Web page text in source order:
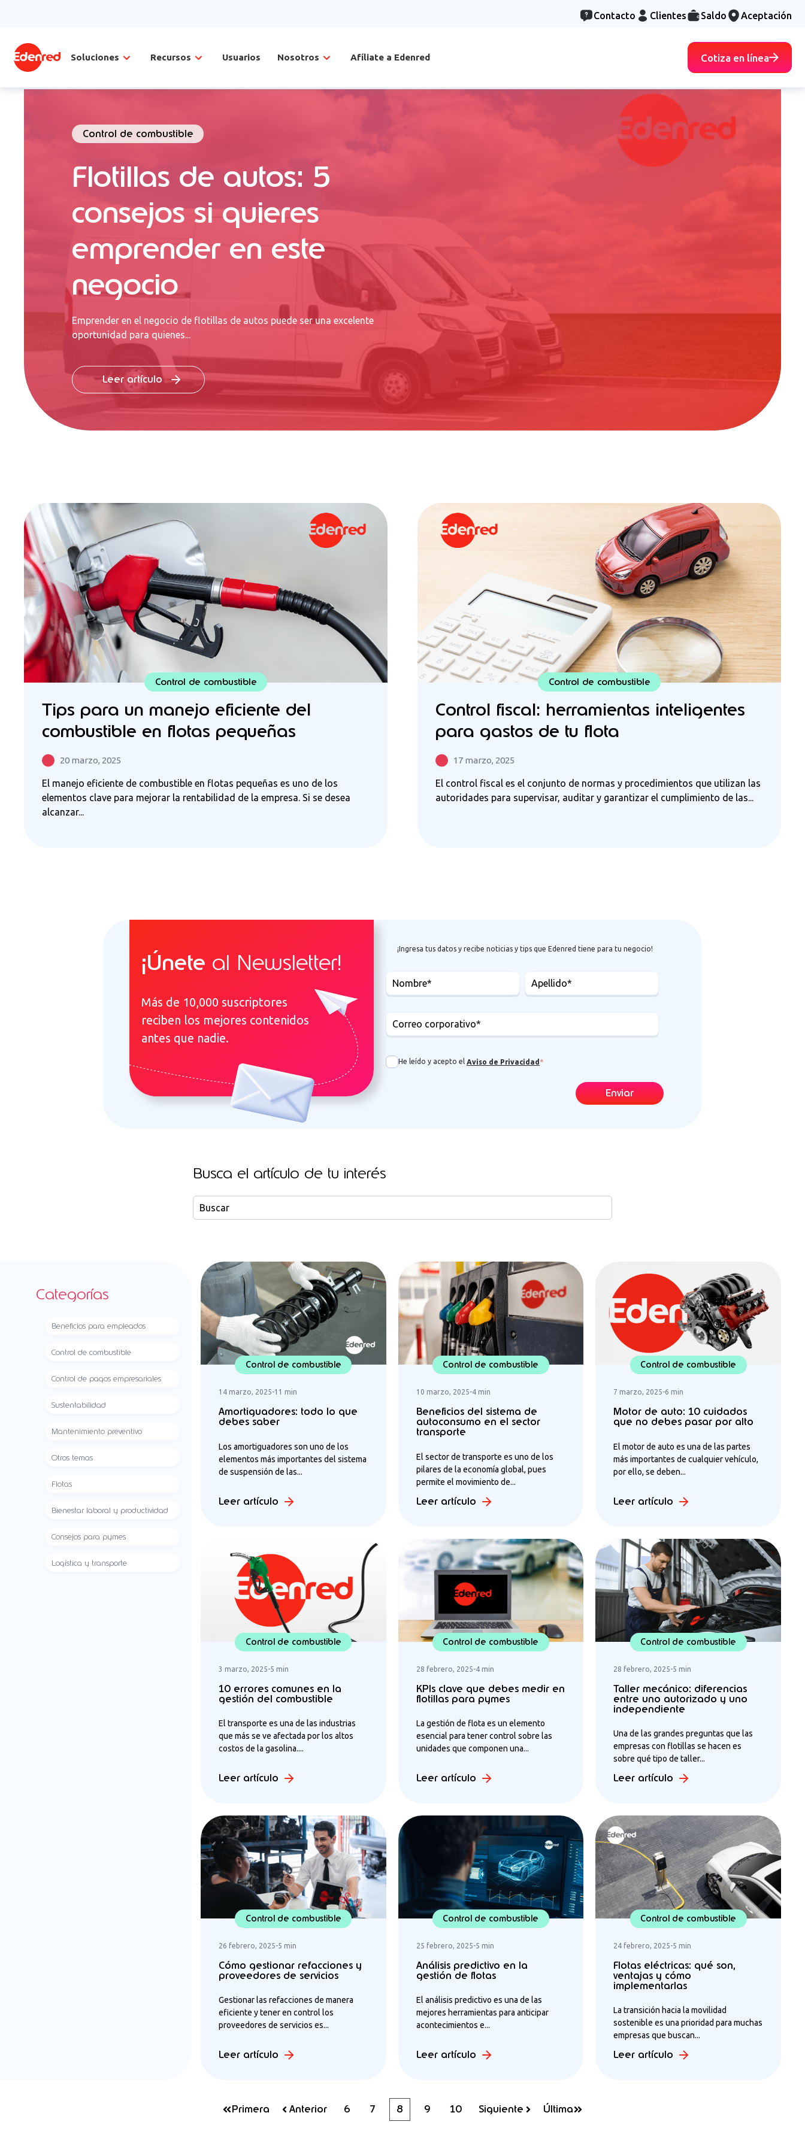
Contacto Clientes Saldo Aceptación
Soluciones Recursos Usuarios Nosotros Afíliate a Edenred Cotiza en línea
Control de combustible
Flotillas de autos: 5
consejos si quieres
emprender en este
negocio
Emprender en el negocio de flotillas de autos puede ser una excelente
oportunidad para quienes...
Leer artículo
Control de combustible
Tips para un manejo eficiente del
combustible en flotas pequeñas
20 marzo, 2025
El manejo eficiente de combustible en flotas pequeñas es uno de los
elementos clave para mejorar la rentabilidad de la empresa. Si se desea
alcanzar...
Control de combustible
Control fiscal: herramientas inteligentes
para gastos de tu flota
17 marzo, 2025
El control fiscal es el conjunto de normas y procedimientos que utilizan las
autoridades para supervisar, auditar y garantizar el cumplimiento de las...
¡Únete al Newsletter!
Más de 10,000 suscriptores
reciben los mejores contenidos
antes que nadie.
¡Ingresa tus datos y recibe noticias y tips que Edenred tiene para tu negocio!
He leído y acepto el Aviso de Privacidad *
Busca el artículo de tu interés
Categorías
Beneficios para empleados
Control de combustible
Control de pagos empresariales
Sustentabilidad
Mantenimiento preventivo
Otros temas
Flotas
Bienestar laboral y productividad
Consejos para pymes
Logística y transporte
Control de combustible
14 marzo, 2025-11 min
Amortiguadores: todo lo que
debes saber
Los amortiguadores son uno de los
elementos más importantes del sistema
de suspensión de las...
Leer artículo
Control de combustible
10 marzo, 2025-4 min
Beneficios del sistema de
autoconsumo en el sector
transporte
El sector de transporte es uno de los
pilares de la economía global, pues
permite el movimiento de...
Leer artículo
Control de combustible
7 marzo, 2025-6 min
Motor de auto: 10 cuidados
que no debes pasar por alto
El motor de auto es una de las partes
más importantes de cualquier vehículo,
por ello, se deben...
Leer artículo
Control de combustible
3 marzo, 2025-5 min
10 errores comunes en la
gestión del combustible
El transporte es una de las industrias
que más se ve afectada por los altos
costos de la gasolina....
Leer artículo
Control de combustible
28 febrero, 2025-4 min
KPIs clave que debes medir en
flotillas para pymes
La gestión de flota es un elemento
esencial para tener control sobre las
unidades que componen una...
Leer artículo
Control de combustible
28 febrero, 2025-5 min
Taller mecánico: diferencias
entre uno autorizado y uno
independiente
Una de las grandes preguntas que las
empresas con flotillas se hacen es
sobre qué tipo de taller...
Leer artículo
Control de combustible
26 febrero, 2025-5 min
Cómo gestionar refacciones y
proveedores de servicios
Gestionar las refacciones de manera
eficiente y tener en control los
proveedores de servicios es...
Leer artículo
Control de combustible
25 febrero, 2025-5 min
Análisis predictivo en la
gestión de flotas
El análisis predictivo es una de las
mejores herramientas para anticipar
acontecimientos e...
Leer artículo
Control de combustible
24 febrero, 2025-5 min
Flotas eléctricas: qué son,
ventajas y cómo
implementarlas
La transición hacia la movilidad
sostenible es una prioridad para muchas
empresas que buscan...
Leer artículo
Primera Anterior 6 7 8 9 10 Siguiente Última